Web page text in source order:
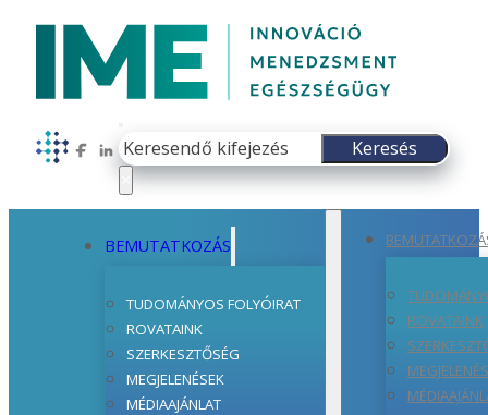
Follow us on Facebook
Follow us on LinkedIn
Keresés
Keresés
BEMUTATKOZÁS
TUDOMÁNYOS FOLYÓIRAT
ROVATAINK
SZERKESZTŐSÉG
MEGJELENÉSEK
MÉDIAAJÁNLAT
ROVATAINK